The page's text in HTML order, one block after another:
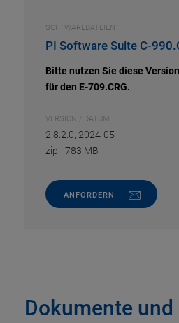
SOFTWAREDATEIEN
PI Software Suite C-
Bitte nutzen Sie diese
für den E-709.CRG.
VERSION / DATUM
2.8.2.0, 2024-05
zip -783 MB
ANFORDERN
Dokumente